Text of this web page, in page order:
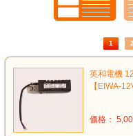
1 2
英和電機
【EIWA-
価格：